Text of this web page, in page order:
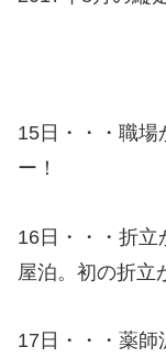
15日・・・職場
ー！
16日・・・折立
屋泊。初の折立
17日・・・薬師